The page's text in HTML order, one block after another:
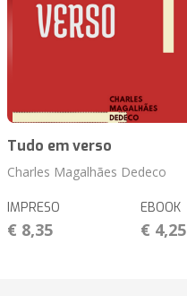
Tudo em verso
Charles Magalhães Dedeco
IMPRESO
€ 8,35
EBOOK
€ 4,25